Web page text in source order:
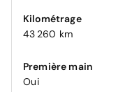
Kilométrage
43 260 km
Première main
Oui